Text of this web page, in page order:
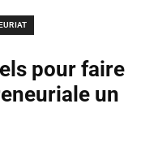
pour faire
un